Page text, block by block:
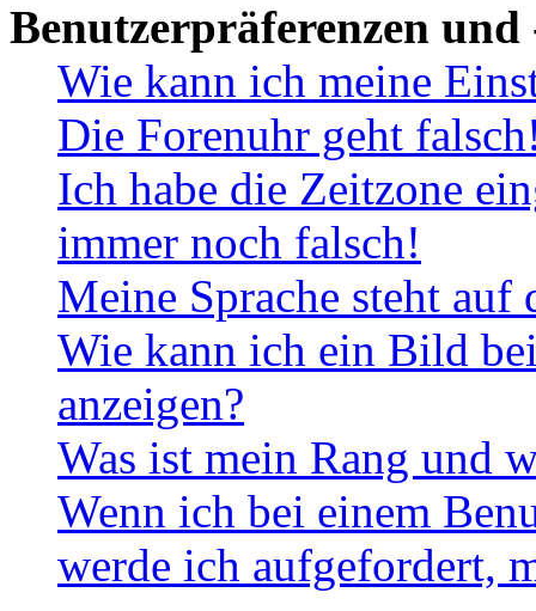
Benutzerpräferenzen und
Wie kann ich meine
Die Forenuhr geht
Ich habe die Zeitzone
immer noch falsch!
Meine Sprache steht
Wie kann ich ein Bild
anzeigen?
Was ist mein Rang und
Wenn ich bei einem
werde ich aufgefordert,